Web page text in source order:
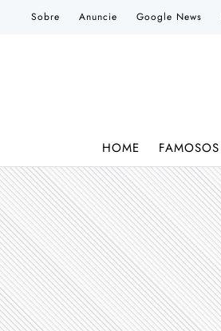
Sobre Anuncie Google News
HOME FAMOSOS